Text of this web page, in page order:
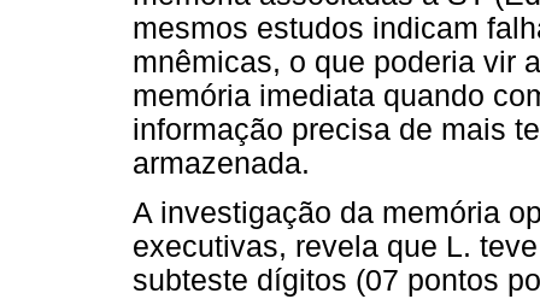
mesmos estudos indicam
mnêmicas, o que poderia vir
memória imediata quando
informação precisa de mais
armazenada.
A investigação da memória
executivas, revela que L.
subteste dígitos (07 pontos